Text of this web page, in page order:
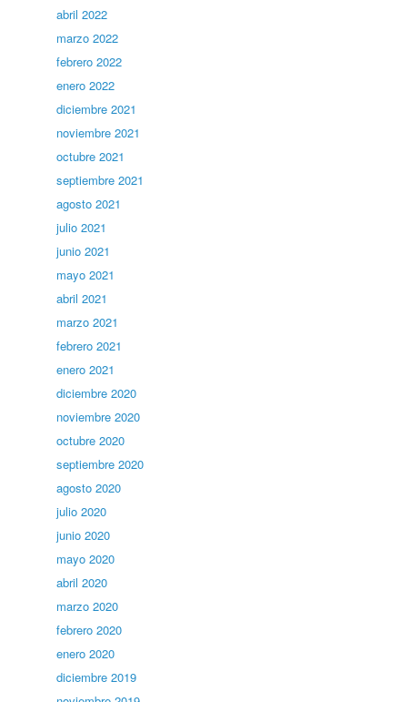
abril 2022
marzo 2022
febrero 2022
enero 2022
diciembre 2021
noviembre 2021
octubre 2021
septiembre 2021
agosto 2021
julio 2021
junio 2021
mayo 2021
abril 2021
marzo 2021
febrero 2021
enero 2021
diciembre 2020
noviembre 2020
octubre 2020
septiembre 2020
agosto 2020
julio 2020
junio 2020
mayo 2020
abril 2020
marzo 2020
febrero 2020
enero 2020
diciembre 2019